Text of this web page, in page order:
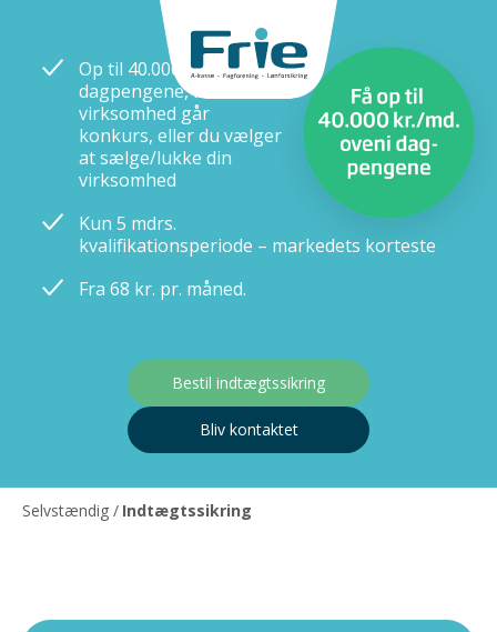
Op til 40.000 kr. oveni
dagpengene, hvis din
virksomhed går
konkurs, eller du vælger
at sælge/lukke din
virksomhed
Kun 5 mdrs.
kvalifikationsperiode – markedets korteste
Fra 68 kr. pr. måned.
Bestil indtægtssikring
Bliv kontaktet
Selvstændig / Indtægtssikring